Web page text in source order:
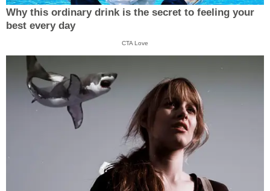
Why this ordinary drink is the secret to feeling your
best every day
CTA Love